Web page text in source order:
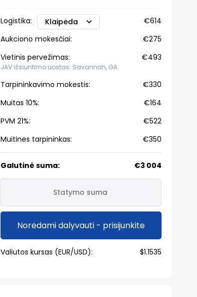
Logistika: Klaipėda
€614
Aukciono mokesčiai:
€275
Vietinis pervežimas:
JAV išsiuntimo uostas: Savannah, GA
€493
Tarpininkavimo mokestis:
€330
Muitas 10%:
€164
PVM 21%:
€522
Muitinės tarpininkas:
€350
Galutinė suma: €3 004
Norėdami dalyvauti - prisijunkite
Valiutos kursas (EUR/USD): $1.1535